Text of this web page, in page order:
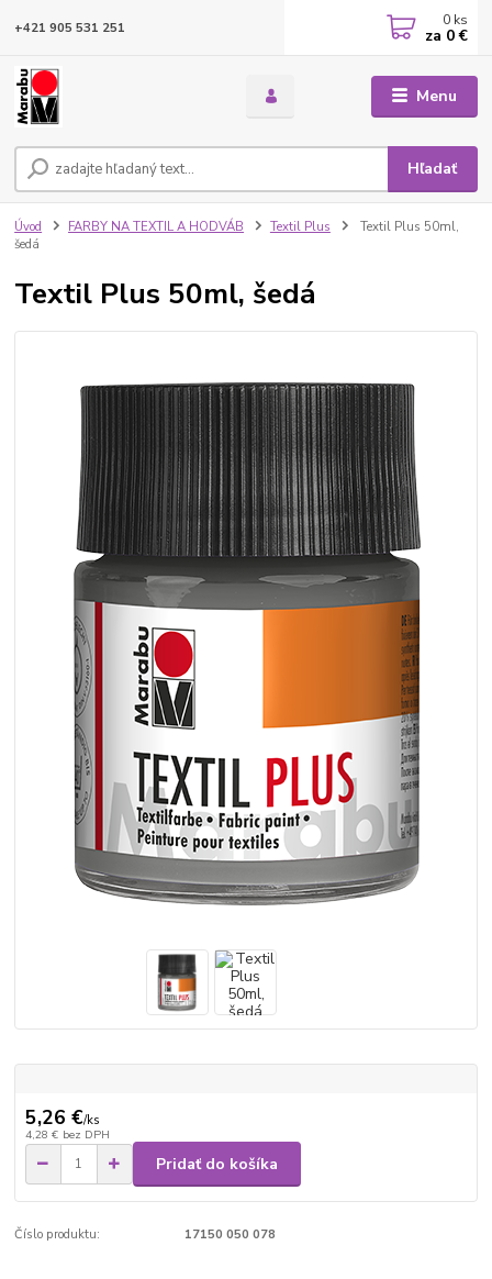
Menu
Hľadať
+421 905 531 251 0 ks
za 0 €
Úvod FARBY NA TEXTIL A HODVÁB Textil Plus
Textil Plus 50ml,
šedá
Textil Plus 50ml, šedá
5,26 €/ks
4,28 € bez DPH
Pridať do košíka
Číslo produktu: 17150 050 078